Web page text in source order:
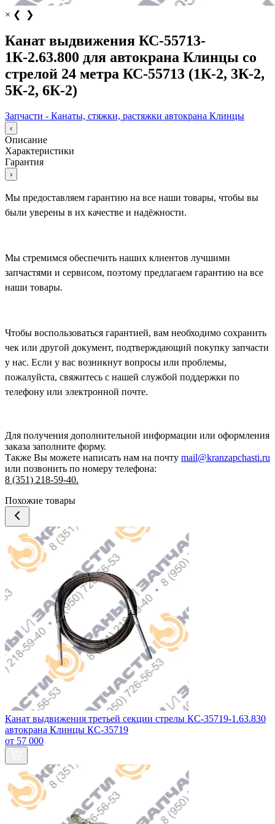
× ❮ ❯
Канат выдвижения КС-55713-
1К-2.63.800 для автокрана Клинцы со
стрелой 24 метра КС-55713 (1К-2, 3К-2,
5К-2, 6К-2)
Запчасти - Канаты, стяжки, растяжки автокрана Клинцы
‹
Описание
Характеристики
Гарантия
›
Мы предоставляем гарантию на все наши товары, чтобы вы
были уверены в их качестве и надёжности.
Мы стремимся обеспечить наших клиентов лучшими
запчастями и сервисом, поэтому предлагаем гарантию на все
наши товары.
Чтобы воспользоваться гарантией, вам необходимо сохранить
чек или другой документ, подтверждающий покупку запчасти
у нас. Если у вас возникнут вопросы или проблемы,
пожалуйста, свяжитесь с нашей службой поддержки по
телефону или электронной почте.
Для получения дополнительной информации или оформления
заказа заполните форму.
Также Вы можете написать нам на почту mail@kranzapchasti.ru
или позвонить по номеру телефона:
8 (351) 218-59-40.
Похожие товары
Канат выдвижения третьей секции стрелы КС-35719-1.63.830
автокрана Клинцы КС-35719
от 57 000